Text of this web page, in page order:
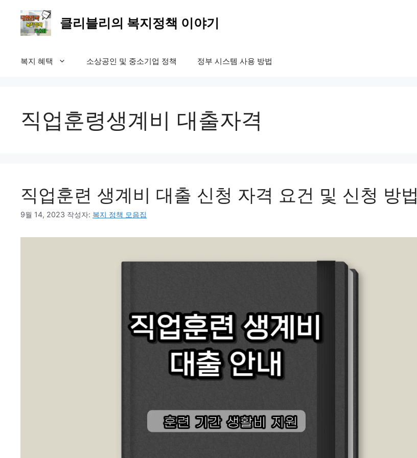
클리블리의 복지정책 이야기
복지 혜택 소상공인 및 중소기업 정책 정부 시스템 사용 방법
직업훈령생계비 대출자격
직업훈련 생계비 대출 신청 자격 요건 및 신청 방법
9월 14, 2023 작성자: 복지 정책 모음집